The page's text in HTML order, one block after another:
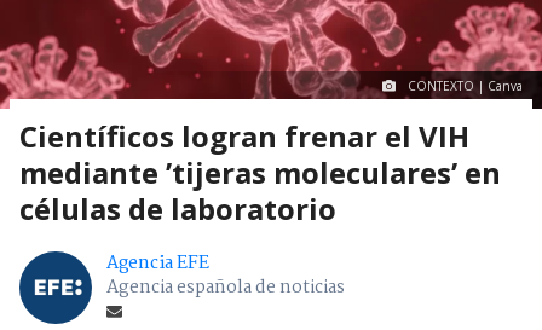
CONTEXTO | Canva
Científicos logran frenar el VIH
mediante ’tijeras moleculares’ en
células de laboratorio
Agencia EFE
Agencia española de noticias